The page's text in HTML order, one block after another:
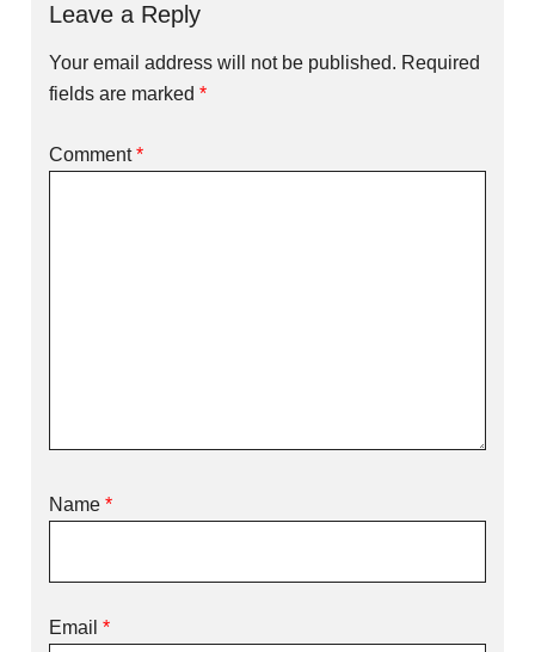
Leave a Reply
Your email address will not be published. Required
fields are marked*
Comment*
Name*
Email*